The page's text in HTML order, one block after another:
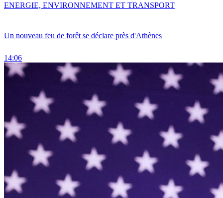
Un nouveau feu de forêt se déclare près d'Athènes
14:06
ENERGIE, ENVIRONNEMENT ET TRANSPORT